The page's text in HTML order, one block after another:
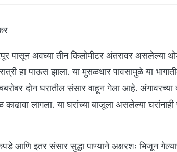
पासून अवघ्या तीन किलोमीटर अंतरावर असलेल्या
हा पाऊस झाला. या मुसळधार पावसामुळे या
दोन घरातील संसार वाहून गेला आहे. अंगावरच्या
काढावा लागला. या घरांच्या बाजूला असलेल्या
आणि इतर संसार सुद्धा पाण्याने अक्षरशः भिजून